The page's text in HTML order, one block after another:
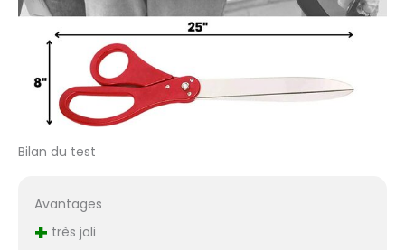
Bilan du test
Avantages
+ très joli